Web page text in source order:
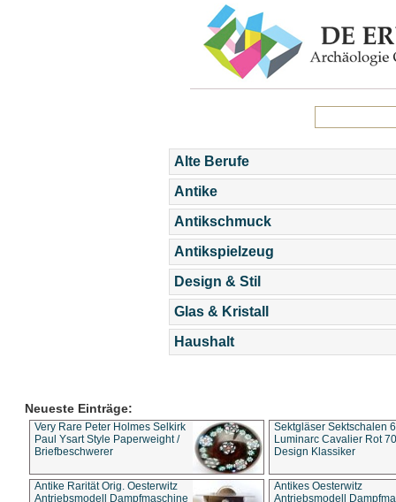
Alte Berufe
Antike
Antikschmuck
Antikspielzeug
Design & Stil
Glas & Kristall
Haushalt
Neueste Einträge:
Very Rare Peter Holmes Selkirk
Paul Ysart Style Paperweight /
Briefbeschwerer
Sektgläser Sektschalen
Luminarc Cavalier Rot
Design Klassiker
Antike Rarität Orig. Oesterwitz
Antriebsmodell Dampfmaschine
Antikes Oesterwitz
Antriebsmodell